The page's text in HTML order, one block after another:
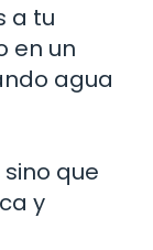
a tu
en un
agua
que
y